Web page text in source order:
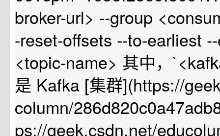
broker-url> --group
-reset-offsets --to-earliest
<topic-name> 其中，
是 Kafka [集群](https://
column/
ps://geek.csdn.net/